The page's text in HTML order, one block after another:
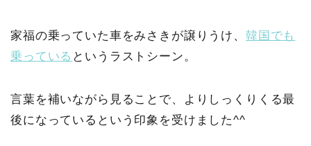
家福の乗っていた車をみさきが譲りうけ、 韓国でも
乗っている というラストシーン。
言葉を補いながら見ることで、よりしっくりくる最
後になっているという印象を受けました^^